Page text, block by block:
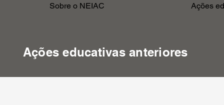
Sobre o NEIAC Ações
Ações educativas anteriores